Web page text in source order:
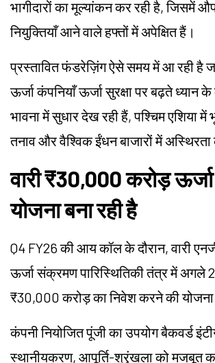
भागीदारों का मूल्यांकन कर रही है, जिसमें
नियुक्तियाँ आने वाले हफ्तों में अपेक्षित हैं।
प्रस्तावित फंडरेज़िंग ऐसे समय में आ रही है
ऊर्जा कंपनियाँ ऊर्जा सुरक्षा पर बढ़ते ध्यान के
भावना में सुधार देख रही हैं, पश्चिम एशिया में
तनाव और वैश्विक ईंधन बाजारों में
वारी ₹30,000 करोड़ ऊर्जा
योजना बना रही है
Q4 FY26 की आय कॉल के दौरान, वारी
ऊर्जा संक्रमण पारिस्थितिकी तंत्र में अगले 2
₹30,000 करोड़ का निवेश करने की योजना
कंपनी नियोजित पूंजी का उपयोग बैकवर्ड
स्थानीयकरण, आपूर्ति-श्रृंखला को मजबूत